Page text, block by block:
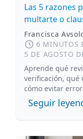
Las 5 razones
multarte o
Francisca
6 MINUTOS
5 DE AGOSTO
Aprende qué
verificación, qué
cómo evitar
Seguir